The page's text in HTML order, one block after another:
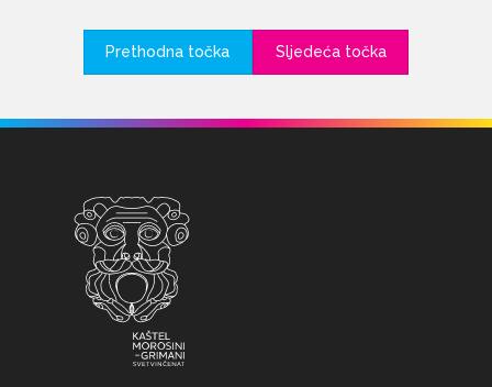
Sljedeća točka
Prethodna točka